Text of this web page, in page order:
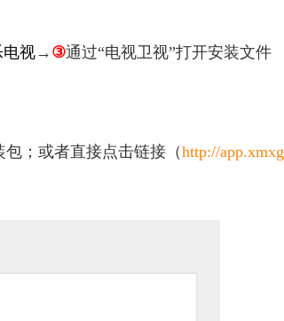
视→ ③通过“电视卫视”打开安装文件
；或者直接点击链接（http://app.xmxg